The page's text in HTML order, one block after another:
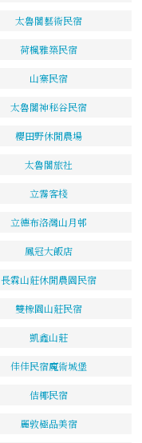
太魯閣藝術民宿
荷楓雅築民宿
山寨民宿
太魯閣神秘谷民宿
櫻田野休閒農場
太魯閣旅社
立霧客棧
立德布洛灣山月邨
鳳冠大飯店
長霖山莊休閒農園民宿
雙橡園山莊民宿
凱鑫山莊
佳佳民宿魔術城堡
佶椰民宿
麗敦極品美宿